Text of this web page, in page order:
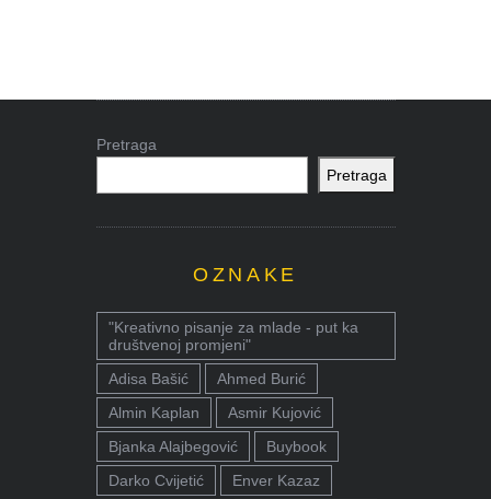
Pretraga
Pretraga
OZNAKE
"Kreativno pisanje za mlade - put ka
društvenoj promjeni"
Adisa Bašić
Ahmed Burić
Almin Kaplan
Asmir Kujović
Bjanka Alajbegović
Buybook
Darko Cvijetić
Enver Kazaz